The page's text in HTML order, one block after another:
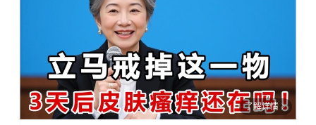
了解详情